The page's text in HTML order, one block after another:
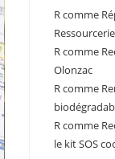
R comme
Ressourcerie
R comme
Olonzac
R comme
R comme
le kit SOS